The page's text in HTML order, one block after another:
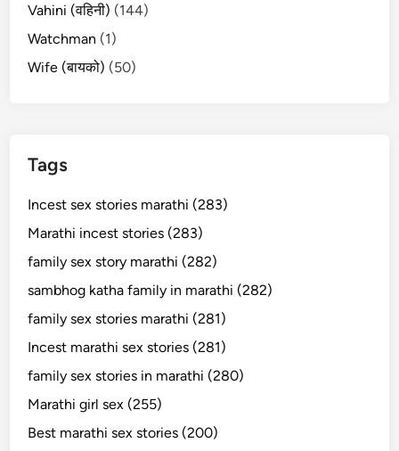
Vahini (वहिनी) (144)
Watchman (1)
Wife (बायको) (50)
Tags
Incest sex stories marathi (283)
Marathi incest stories (283)
family sex story marathi (282)
sambhog katha family in marathi (282)
family sex stories marathi (281)
Incest marathi sex stories (281)
family sex stories in marathi (280)
Marathi girl sex (255)
Best marathi sex stories (200)